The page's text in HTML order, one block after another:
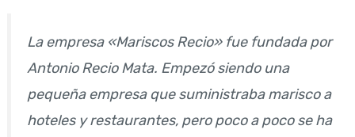
La empresa «Mariscos Recio» fue fundada por
Antonio Recio Mata. Empezó siendo una
pequeña empresa que suministraba marisco a
hoteles y restaurantes, pero poco a poco se ha